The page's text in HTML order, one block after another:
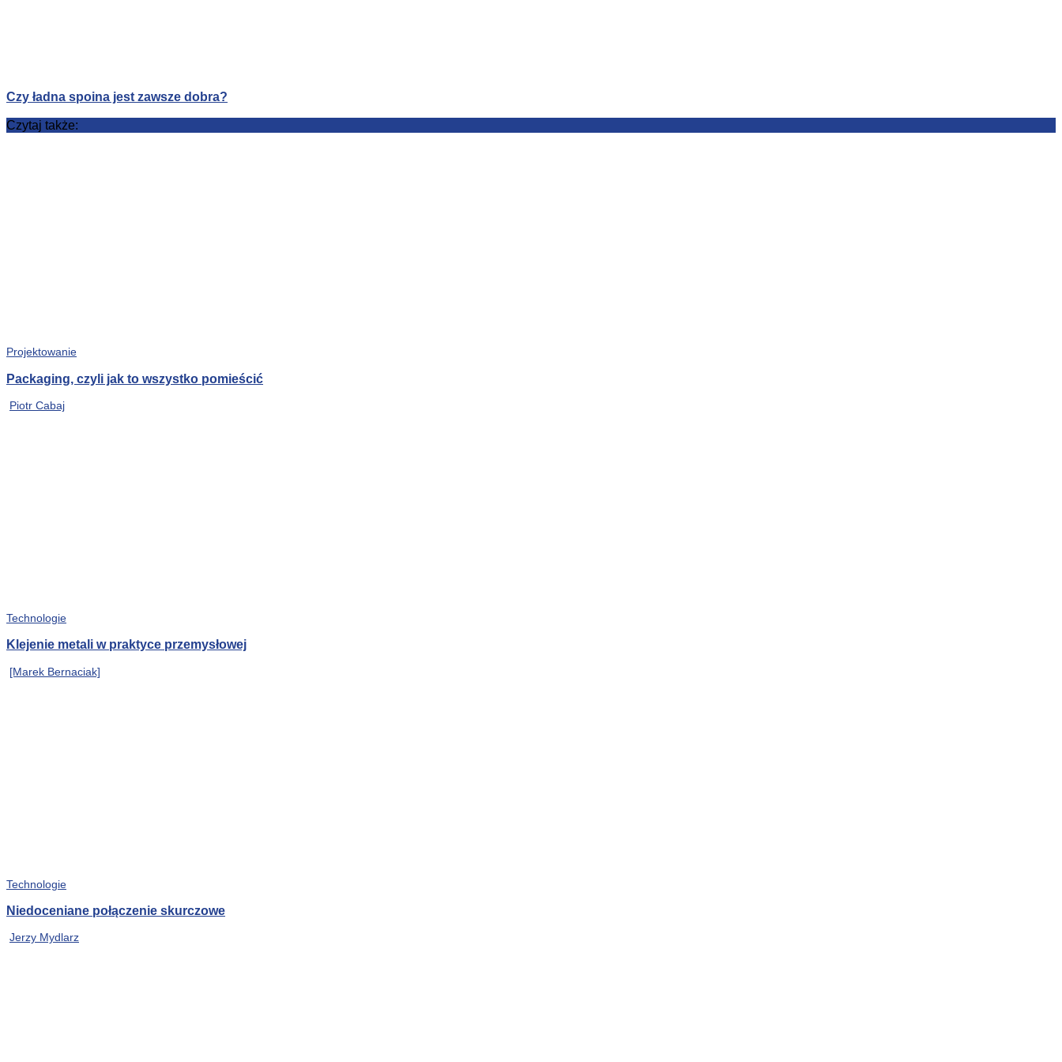
Czy ładna spoina jest zawsze dobra?
Czytaj także:
Projektowanie
Packaging, czyli jak to wszystko pomieścić
Piotr Cabaj
Technologie
Klejenie metali w praktyce przemysłowej
[Marek Bernaciak]
Technologie
Niedoceniane połączenie skurczowe
Jerzy Mydlarz